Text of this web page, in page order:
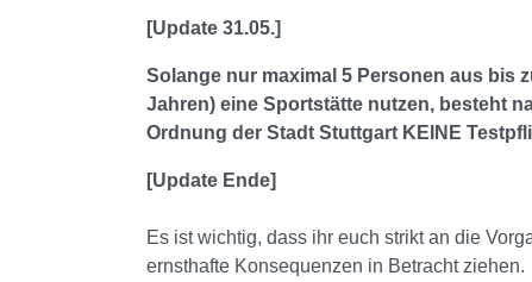
[Update 31.05.]
Solange nur maximal 5 Personen aus bis
Jahren) eine Sportstätte nutzen, besteht
Ordnung der Stadt Stuttgart KEINE
[Update Ende]
Es ist wichtig, dass ihr euch strikt an die
ernsthafte Konsequenzen in Betracht ziehen.